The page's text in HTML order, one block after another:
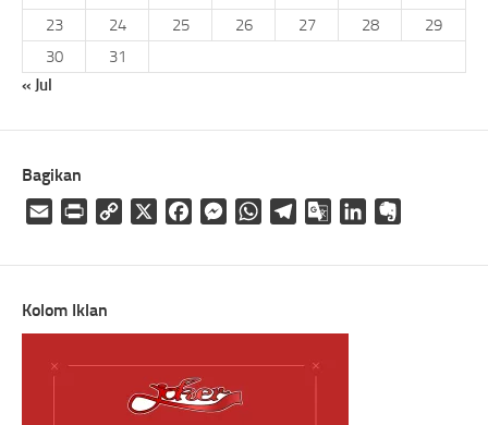
23
24 25 26 27 28
29
30
31
« Jul
Bagikan
Email
Print
Copy
FacebookMessengerWhatsAppTelegramGoogleLinkedIn
Kolom Iklan